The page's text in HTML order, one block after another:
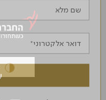
שם מלא
דואר אלקטרוני